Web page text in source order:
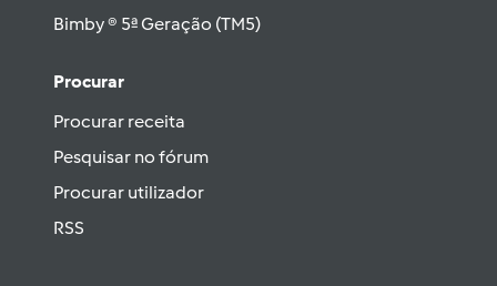
Bimby ® 5ª Geração (TM5)
Procurar
Procurar receita
Pesquisar no fórum
Procurar utilizador
RSS